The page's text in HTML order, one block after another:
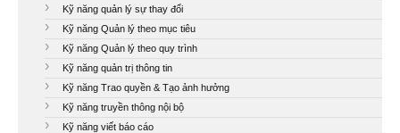
Kỹ năng quản lý sự thay đổi
Kỹ năng Quản lý theo mục tiêu
Kỹ năng Quản lý theo quy trình
Kỹ năng quản trị thông tin
Kỹ năng Trao quyền & Tạo ảnh hưởng
Kỹ năng truyền thông nội bộ
Kỹ năng viết báo cáo